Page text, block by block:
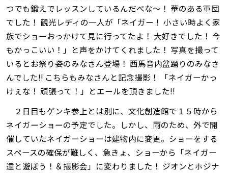
つでも鍛えでレッスンしているんだべな～！ 華のある軍団
でした！ 観光レディの一人が「ネイガー！ 小さい時よく家
族でショーおっかけて見に行ってたよ！ 大好きでした！ 今
もかっこいい！」と声をかけてくれました！ 写真を撮って
いるとお祭り姿のみなさん登場！ 西馬音内盆踊りのみなさ
んでした‼ こちらもみなさんと記念撮影！ 「ネイガーかっ
けぇな！ 頑張って！」とエールを頂きました‼
２日目もゲンキ参上とは別に、文化創造館で１５時から
ネイガーショーの予定でした。しかし、雨のため、外で開
催していたネイガーショーは建物内に変更。ショーをする
スペースの確保が難しく、急きょ、ショーから「ネイガー
達と遊ぼう！＆撮影会」に変わりました！ ジオンとホジナ